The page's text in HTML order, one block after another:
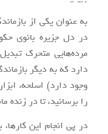
به عنوان یکی از
در دل جزیره بانوی
مرده‌هایی متحرک
دارد که به دیگر
وجود دارد) اسلحه،
را برسانید، تا در زنده
در پی انجام این